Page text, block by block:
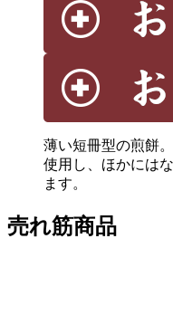
薄い短冊型の煎餅
使用し、ほかには
ます。
売れ筋商品